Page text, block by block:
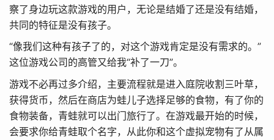
察了身边玩这款游戏的用户，无论是结婚了还是没有结婚，
共同的特征是没有孩子。
“像我们这种有孩子了的，对这个游戏肯定是没有需求的。”
这位游戏公司的高管又给我“补了一刀”。
游戏不必再过多介绍，主要流程就是进入庭院收割三叶草，
获得货币，然后在商店为蛙儿子选择足够的食物，有了你的
食物装备，青蛙就可以出门旅行了。在游戏最开始的时候，
会要求你给青蛙取个名字，从此你和这个虚拟宠物有了从属